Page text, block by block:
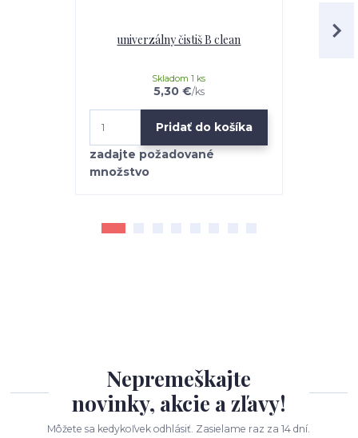
univerzálny čistiš B clean
5,30 €/ks
Skladom 1 ks
Pridať do košíka
Nepremeškajte
novinky, akcie a zľavy!
Môžete sa kedykoľvek odhlásiť. Zasielame raz za 14 dní.